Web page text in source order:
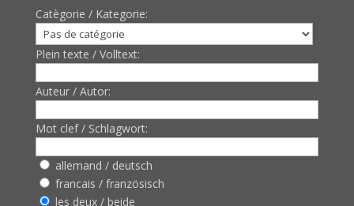
Catègorie / Kategorie:
Plein texte / Volltext:
Auteur / Autor:
Mot clef / Schlagwort:
allemand / deutsch
francais / französisch
les deux / beide